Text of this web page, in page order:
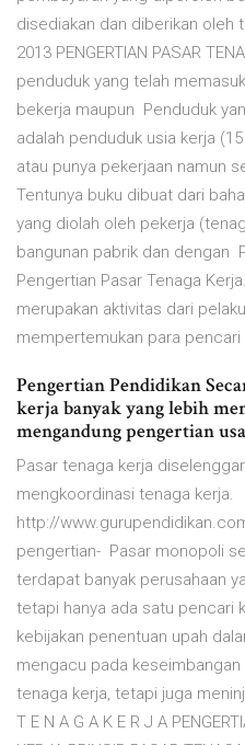
disediakan dan diberikan oleh
2013 PENGERTIAN PASAR
penduduk yang telah
bekerja maupun Penduduk
adalah penduduk usia kerja
atau punya pekerjaan namun
Tentunya buku dibuat dari
yang diolah oleh pekerja
bangunan pabrik dan dengan
Pengertian Pasar Tenaga
merupakan aktivitas dari
mempertemukan para pencari
Pengertian Pendidikan
kerja banyak yang lebih
mengandung pengertian
Pasar tenaga kerja
mengkoordinasi tenaga kerja.
http://
pengertian- Pasar monopoli
terdapat banyak perusahaan
tetapi hanya ada satu pencari
kebijakan penentuan upah
mengacu pada
tenaga kerja, tetapi juga
T E N A G A K E R J A